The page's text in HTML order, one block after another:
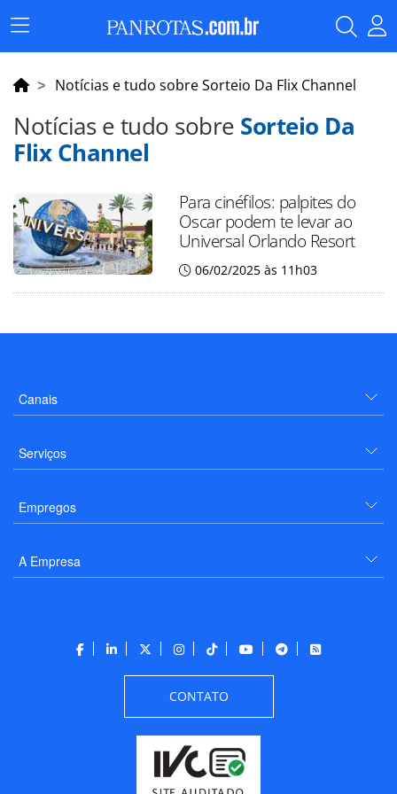
Menu
Principal
Notícias e tudo sobre Sorteio Da Flix Channel
Notícias e tudo sobre Sorteio Da
Flix Channel
Para cinéfilos: palpites do
Oscar podem te levar ao
Universal Orlando Resort
06/02/2025 às 11h03
Canais
Serviços
Empregos
A Empresa
CONTATO